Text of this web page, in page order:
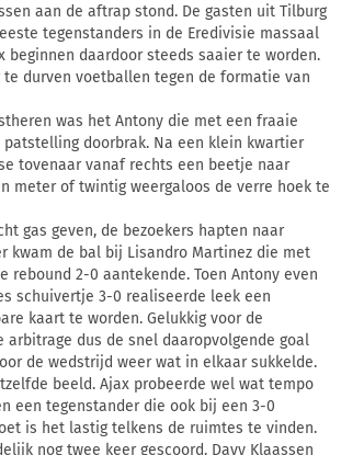
aan de aftrap stond. De gasten uit Tilburg
tegenstanders in de Eredivisie massaal
beginnen daardoor steeds saaier te worden.
te durven voetballen tegen de formatie van
was het Antony die met een fraaie
doorbrak. Na een klein kwartier
tovenaar vanaf rechts een beetje naar
meter of twintig weergaloos de verre hoek te
gas geven, de bezoekers hapten naar
kwam de bal bij Lisandro Martinez die met
rebound 2-0 aantekende. Toen Antony even
schuivertje 3-0 realiseerde leek een
kaart te worden. Gelukkig voor de
arbitrage dus de snel daaropvolgende goal
de wedstrijd weer wat in elkaar sukkelde.
beeld. Ajax probeerde wel wat tempo
een tegenstander die ook bij een 3-0
is het lastig telkens de ruimtes te vinden.
nog twee keer gescoord. Davy Klaassen